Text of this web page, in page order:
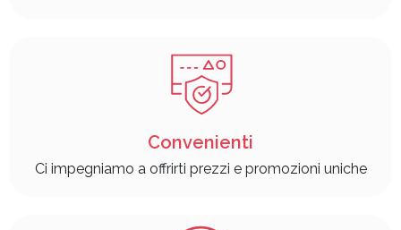
Convenienti
Ci impegniamo a offrirti prezzi e promozioni uniche